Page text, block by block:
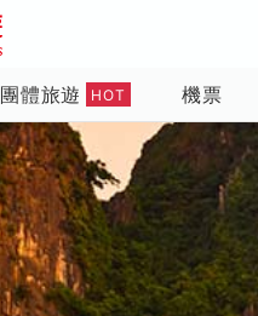
團體旅遊 HOT 機票